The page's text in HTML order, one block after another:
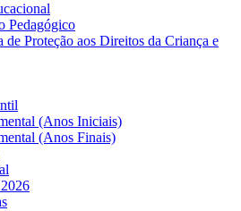
Pedagógico
de Proteção aos Direitos da Criança e
(Anos Iniciais)
(Anos Finais)